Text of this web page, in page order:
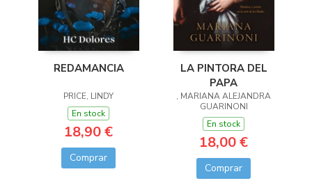
REDAMANCIA
PRICE, LINDY
En stock
18,90 €
Comprar
LA PINTORA DEL
PAPA
, MARIANA ALEJANDRA
GUARINONI
En stock
18,00 €
Comprar